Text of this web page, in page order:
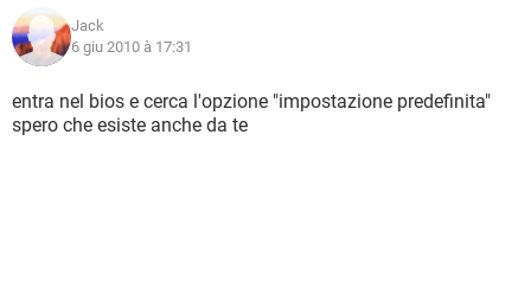
Jack
6 giu 2010 à 17:31
entra nel bios e cerca l'opzione "impostazione predefinita"
spero che esiste anche da te